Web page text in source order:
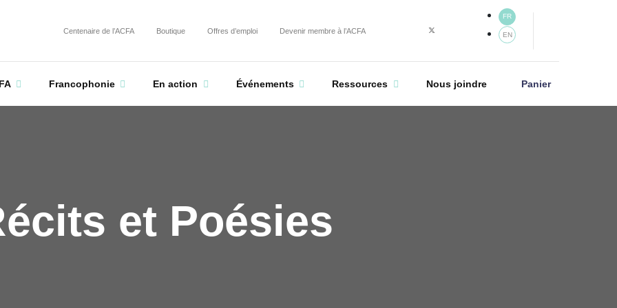
Centenaire de l’ACFA Boutique Offres d’emploi Devenir membre à l’ACFA
FR
EN
Francophonie En action Événements Ressources Nous joindre Panier
et Poésies